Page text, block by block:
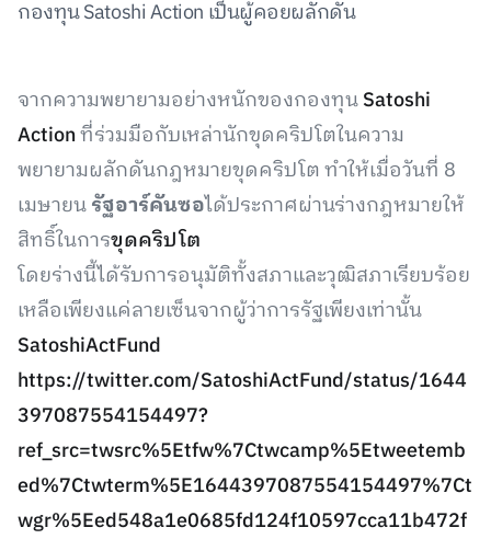
กองทุน Satoshi Action เป็นผู้คอยผลักดัน
จากความพยายามอย่างหนักของกองทุนSatoshi
Actionที่ร่วมมือกับเหล่านักขุดคริปโตในความ
พยายามผลักดันกฎหมายขุดคริปโต ทำให้เมื่อวันที่ 8
เมษายนรัฐอาร์คันซอได้ประกาศผ่านร่างกฎหมายให้
สิทธิ์ในการขุดคริปโต
โดยร่างนี้ได้รับการอนุมัติทั้งสภาและวุฒิสภาเรียบร้อย
เหลือเพียงแค่ลายเซ็นจากผู้ว่าการรัฐเพียงเท่านั้น
SatoshiActFund
https://twitter.com/SatoshiActFund/status/1644
397087554154497?
ref_src=twsrc%5Etfw%7Ctwcamp%5Etweetemb
ed%7Ctwterm%5E1644397087554154497%7Ct
wgr%5Eed548a1e0685fd124f10597cca11b472f